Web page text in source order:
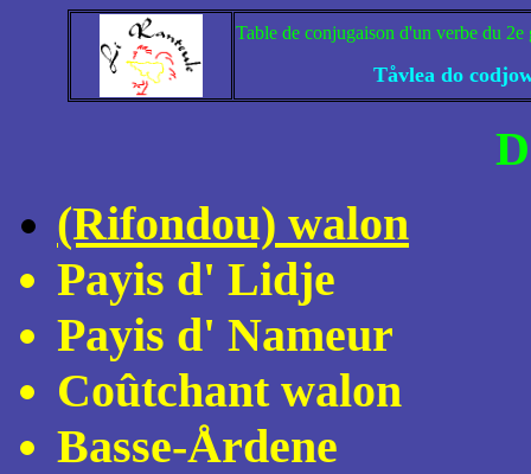
Table de conjugaison d'un verbe du
Tåvlea do
(Rifondou) walon
Payis d' Lidje
Payis d' Nameur
Coûtchant walon
Basse-Årdene